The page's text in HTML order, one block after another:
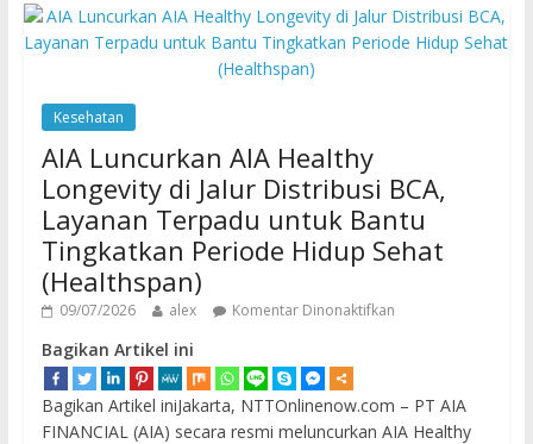
Kesehatan
AIA Luncurkan AIA Healthy
Longevity di Jalur Distribusi BCA,
Layanan Terpadu untuk Bantu
Tingkatkan Periode Hidup Sehat
(Healthspan)
09/07/2026 alex Komentar Dinonaktifkan
Bagikan Artikel ini
Bagikan Artikel iniJakarta, NTTOnlinenow.com – PT AIA
FINANCIAL (AIA) secara resmi meluncurkan AIA Healthy